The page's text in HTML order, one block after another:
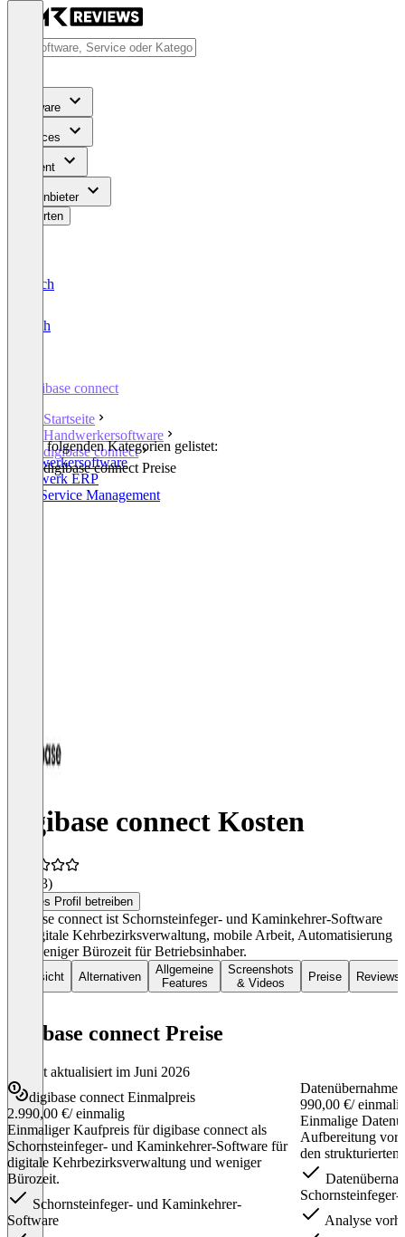
Software
Services
Content
Für Anbieter
Bewerten
Deutsch
English
digibase connect
Startseite
Handwerkersoftware
digibase connect
digibase connect Preise
In den folgenden Kategorien gelistet:
Handwerkersoftware
Handwerk ERP
Field Service Management
digibase connect Kosten
(13)
Dieses Profil betreiben
digibase connect ist Schornsteinfeger- und Kaminkehrer-Software
für digitale Kehrbezirksverwaltung, mobile Arbeit, Automatisierung
und weniger Bürozeit für Betriebsinhaber.
Übersicht Alternativen
Allgemeine
Features
Screenshots
& Videos
Preise Reviews
digibase connect Preise
Zuletzt aktualisiert im Juni 2026
digibase connect Einmalpreis
2.990,00 €/ einmalig
Einmaliger Kaufpreis für digibase connect als
Schornsteinfeger- und Kaminkehrer-Software für
digitale Kehrbezirksverwaltung und weniger
Bürozeit.
Schornsteinfeger- und Kaminkehrer-
Software
Datenübernahme
990,00 €/
Einmalige
Aufbereitung
den strukturierten
Analyse